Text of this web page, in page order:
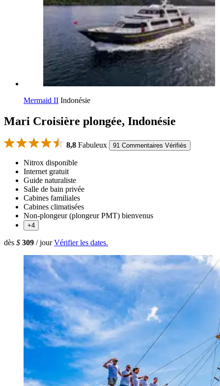
Mermaid II Indonésie
Mari Croisière plongée, Indonésie
8,8 Fabuleux 91 Commentaires Vérifiés
Nitrox disponible
Internet gratuit
Guide naturaliste
Salle de bain privée
Cabines familiales
Cabines climatisées
Non-plongeur (plongeur PMT) bienvenus
+4
dès $ 309 / jour Vérifier les dates.